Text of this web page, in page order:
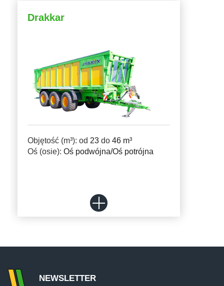
Eesti keel
Slovenija
Lietuvių kalba
Česká republika
Drakkar
Objętość (m³): od 23 do 46 m³
Oś (osie): Oś podwójna/Oś potrójna
NEWSLETTER